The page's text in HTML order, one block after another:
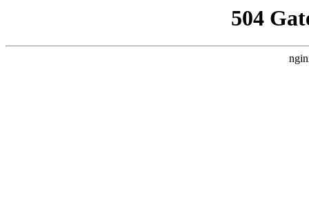
504